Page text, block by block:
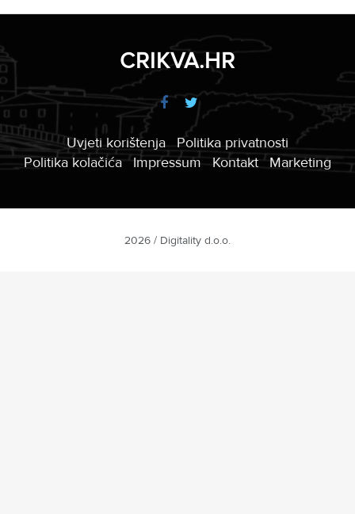
CRIKVA.HR
Uvjeti korištenja
Politika privatnosti
Politika kolačića
Impressum Kontakt Marketing
2026 / Digitality d.o.o.